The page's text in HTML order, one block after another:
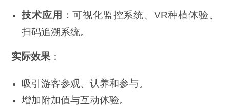
技术应用 ：可视化监控系统、VR种植体验、
扫码追溯系统。
实际效果 ：
吸引游客参观、认养和参与。
增加附加值与互动体验。